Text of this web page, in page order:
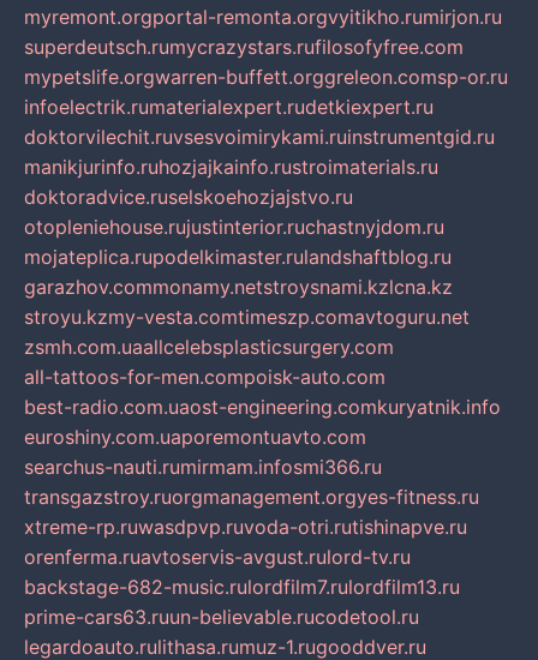
myremont.orgportal-remonta.orgvyitikho.rumirjon.ru
superdeutsch.rumycrazystars.rufilosofyfree.com
mypetslife.orgwarren-buffett.orggreleon.comsp-or.ru
infoelectrik.rumaterialexpert.rudetkiexpert.ru
doktorvilechit.ruvsesvoimirykami.ruinstrumentgid.ru
manikjurinfo.ruhozjajkainfo.rustroimaterials.ru
doktoradvice.ruselskoehozjajstvo.ru
otopleniehouse.rujustinterior.ruchastnyjdom.ru
mojateplica.rupodelkimaster.rulandshaftblog.ru
garazhov.commonamy.netstroysnami.kzlcna.kz
stroyu.kzmy-vesta.comtimeszp.comavtoguru.net
zsmh.com.uaallcelebsplasticsurgery.com
all-tattoos-for-men.compoisk-auto.com
best-radio.com.uaost-engineering.comkuryatnik.info
euroshiny.com.uaporemontuavto.com
searchus-nauti.rumirmam.infosmi366.ru
transgazstroy.ruorgmanagement.orgyes-fitness.ru
xtreme-rp.ruwasdpvp.ruvoda-otri.rutishinapve.ru
orenferma.ruavtoservis-avgust.rulord-tv.ru
backstage-682-music.rulordfilm7.rulordfilm13.ru
prime-cars63.ruun-believable.rucodetool.ru
legardoauto.rulithasa.rumuz-1.rugooddver.ru